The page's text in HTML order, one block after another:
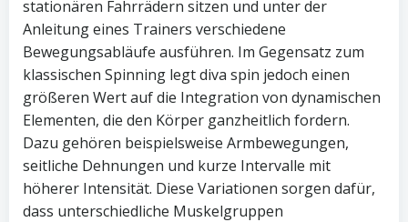
stationären Fahrrädern sitzen und unter der
Anleitung eines Trainers verschiedene
Bewegungsabläufe ausführen. Im Gegensatz zum
klassischen Spinning legt diva spin jedoch einen
größeren Wert auf die Integration von dynamischen
Elementen, die den Körper ganzheitlich fordern.
Dazu gehören beispielsweise Armbewegungen,
seitliche Dehnungen und kurze Intervalle mit
höherer Intensität. Diese Variationen sorgen dafür,
dass unterschiedliche Muskelgruppen